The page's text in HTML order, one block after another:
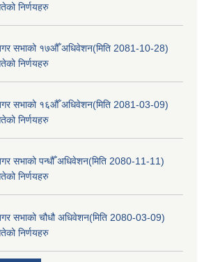
निर्णयहरु
सभाको १७औँ अधिवेशन(मिति 2081-10-28)
निर्णयहरु
सभाको १६औँ अधिवेशन(मिति 2081-03-09)
निर्णयहरु
सभाको पन्धौँ अधिवेशन(मिति 2080-11-11)
निर्णयहरु
सभाको चौधौ अधिवेशन(मिति 2080-03-09)
निर्णयहरु